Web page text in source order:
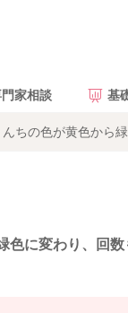
家相談 基
んちの色が黄色から
色に変わり、回数